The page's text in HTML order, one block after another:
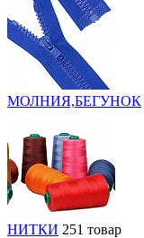
МОЛНИЯ,БЕГУНОК
НИТКИ 251 товар